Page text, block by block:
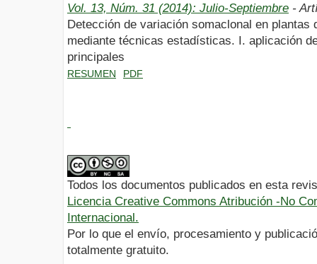
Vol. 13, Núm. 31 (2014): Julio-Septiembre -
Detección de variación somaclonal en plantas
mediante técnicas estadísticas. I. aplicación
principales
RESUMEN PDF
Todos los documentos publicados en esta
Licencia Creative Commons Atribución -No
Internacional.
Por lo que el envío, procesamiento y
totalmente gratuito.